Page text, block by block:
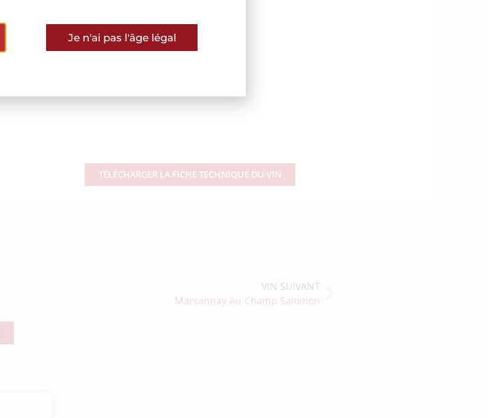
TÉLÉCHARGER LA FICHE TECHNIQUE DU VIN
VIN SUIVANT
Marsannay Au Champ Salomon
Je n'ai pas l'âge légal